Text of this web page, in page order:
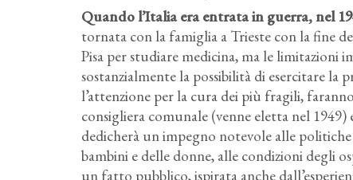
Quando l’Italia era entrata in guerra, nel
tornata con la famiglia a Trieste con la fine
Pisa per studiare medicina, ma le limitazioni
sostanzialmente la possibilità di esercitare la
l’attenzione per la cura dei più fragili,
consigliera comunale (venne eletta nel
dedicherà un impegno notevole alle
bambini e delle donne, alle condizioni degli
un fatto pubblico, ispirata anche